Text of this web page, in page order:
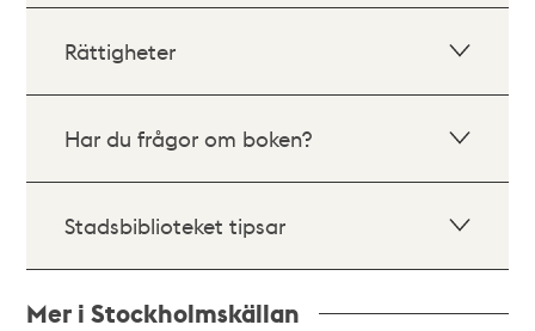
Rättigheter
Har du frågor om boken?
Stadsbiblioteket tipsar
Mer i Stockholmskällan